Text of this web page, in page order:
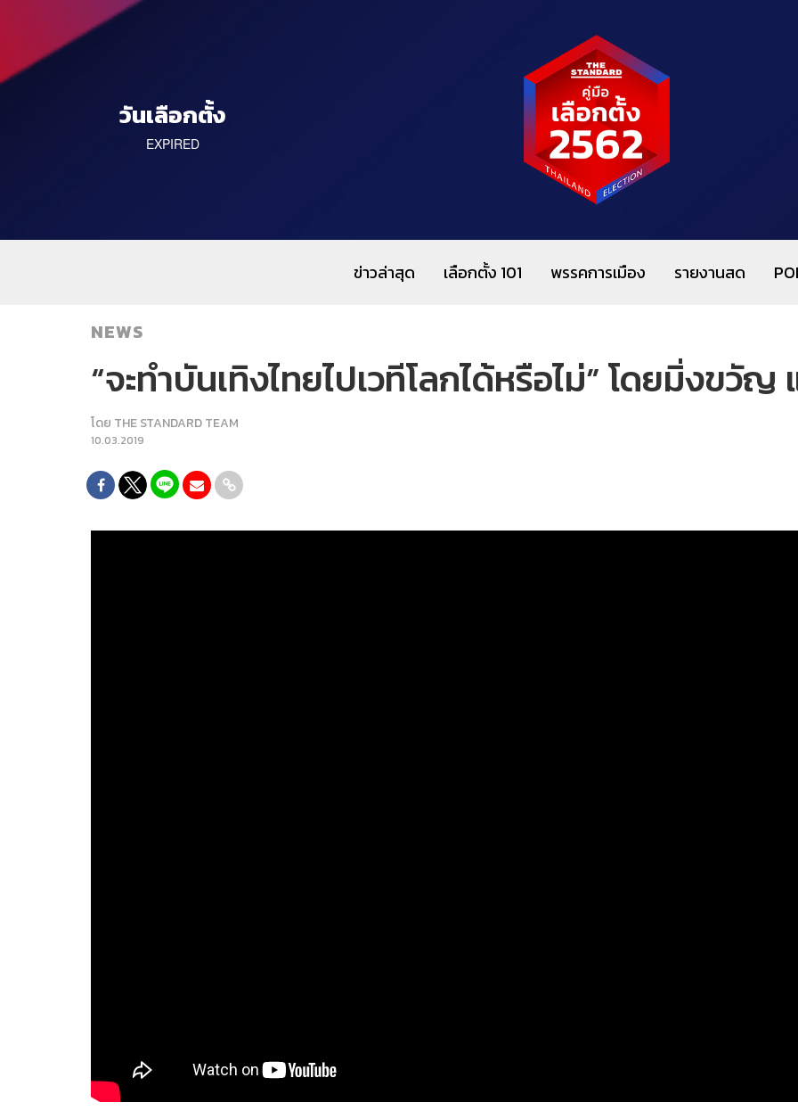
วันเลือกตั้ง
EXPIRED
ข่าวล่าสุด เลือกตั้ง 101 พรรคการเมือง รายงานสด
NEWS
“จะทำบันเทิงไทยไปเวทีโลกได้หรือไม่” โดยมิ่งขวั
โดย THE STANDARD TEAM
10.03.2019